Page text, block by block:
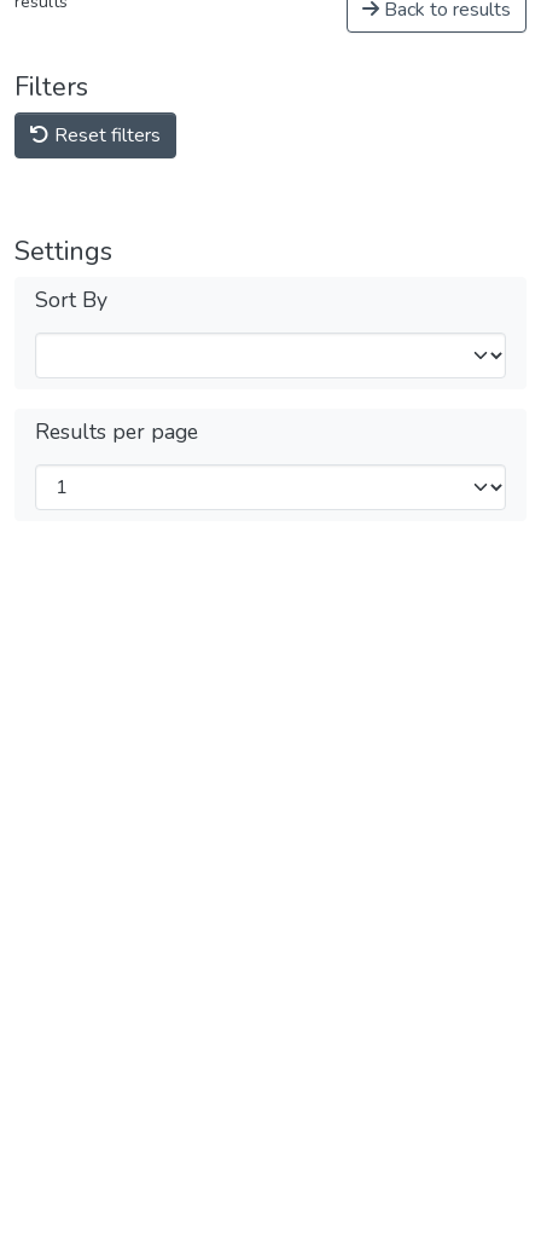
Back to results
Filters
Reset filters
Settings
Sort By
Results per page